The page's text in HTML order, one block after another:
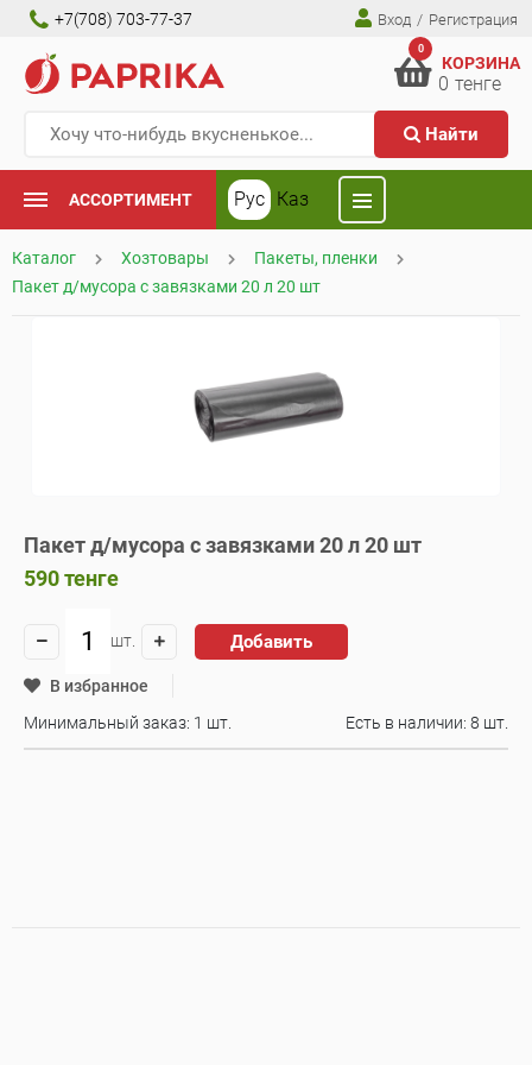
+7(708) 703-77-37 Вход / Регистрация
Найти
0
КОРЗИНА
0 тенге
АССОРТИМЕНТ Рус Каз
Каталог Хозтовары
Пакеты, пленки
Пакет д/мусора с завязками 20 л 20 шт
Пакет д/мусора с завязками 20 л 20 шт
590тенге
шт. Добавить
В избранное
Минимальный заказ: 1 шт.
Есть в наличии: 8 шт.